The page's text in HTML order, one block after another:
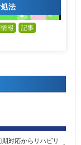
法
報
記事
対応からリハビリ